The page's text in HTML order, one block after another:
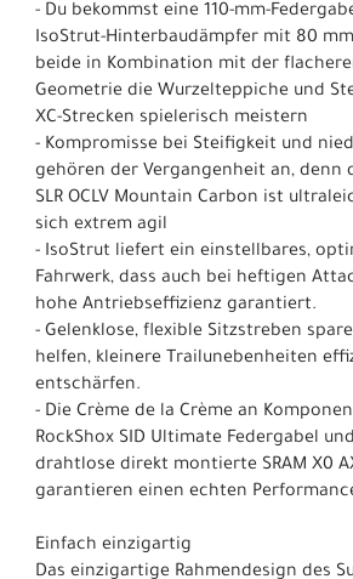
- Du bekommst eine 110-mm-
IsoStrut-Hinterbaudämpfer mit 80
beide in Kombination mit der
Geometrie die Wurzelteppiche und
XC-Strecken spielerisch meistern
- Kompromisse bei Steifigkeit und
gehören der Vergangenheit an, denn
SLR OCLV Mountain Carbon ist
sich extrem agil
- IsoStrut liefert ein einstellbares,
Fahrwerk, dass auch bei heftigen
hohe Antriebseffizienz garantiert.
- Gelenklose, flexible Sitzstreben
helfen, kleinere Trailunebenheiten
entschärfen.
- Die Crème de la Crème an
RockShox SID Ultimate Federgabel
drahtlose direkt montierte SRAM X0
garantieren einen echten
Einfach einzigartig
Das einzigartige Rahmendesign des